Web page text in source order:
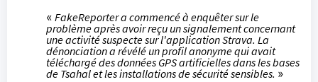
« FakeReporter a commencé à enquêter sur le
problème après avoir reçu un signalement concernant
une activité suspecte sur l'application Strava. La
dénonciation a révélé un profil anonyme qui avait
téléchargé des données GPS artificielles dans les bases
de Tsahal et les installations de sécurité sensibles. »